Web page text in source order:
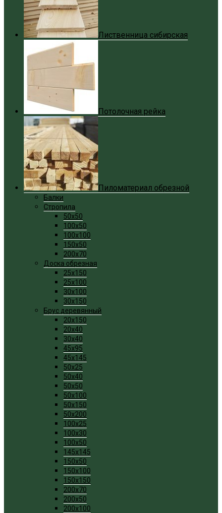
Лиственница сибирская
Потолочная рейка
Пиломатериал обрезной
Балки
Стропила
50x50
100x50
100x100
150x50
200x70
Доска обрезная
25x150
25x100
30x100
30x150
Брус деревянный
20x150
20x40
30x40
45x95
45x145
50x25
50x40
50x50
50x100
50x150
50x200
100x25
100x30
100x50
145x145
150x50
150x100
150x150
200x70
200x50
200x100